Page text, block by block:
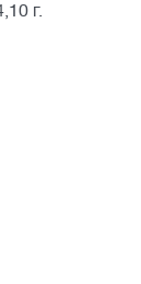
г.